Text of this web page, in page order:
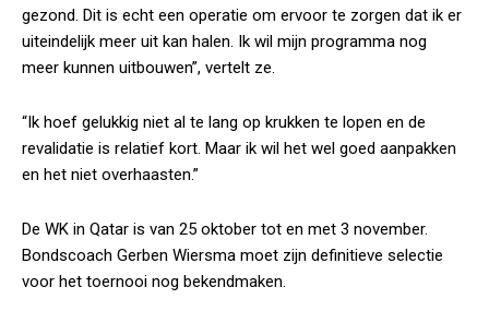
gezond. Dit is echt een operatie om ervoor te zorgen dat ik er
uiteindelijk meer uit kan halen. Ik wil mijn programma nog
meer kunnen uitbouwen”, vertelt ze.
“Ik hoef gelukkig niet al te lang op krukken te lopen en de
revalidatie is relatief kort. Maar ik wil het wel goed aanpakken
en het niet overhaasten.”
De WK in Qatar is van 25 oktober tot en met 3 november.
Bondscoach Gerben Wiersma moet zijn definitieve selectie
voor het toernooi nog bekendmaken.